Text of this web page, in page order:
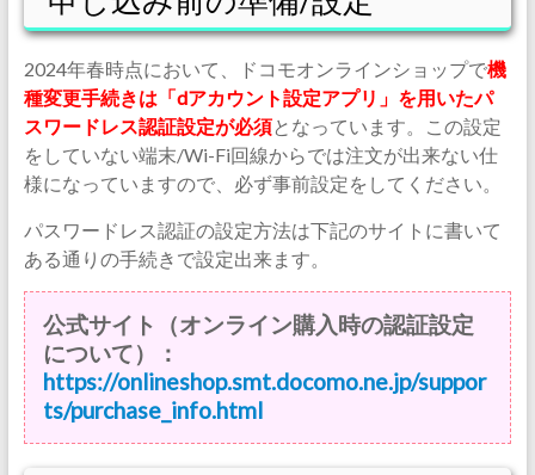
2024年春時点において、ドコモオンラインショップで機
種変更手続きは「dアカウント設定アプリ」を用いたパ
スワードレス認証設定が必須となっています。この設定
をしていない端末/Wi-Fi回線からでは注文が出来ない仕
様になっていますので、必ず事前設定をしてください。
パスワードレス認証の設定方法は下記のサイトに書いて
ある通りの手続きで設定出来ます。
公式サイト（オンライン購入時の認証設定
について）：
https://onlineshop.smt.docomo.ne.jp/suppor
ts/purchase_info.html